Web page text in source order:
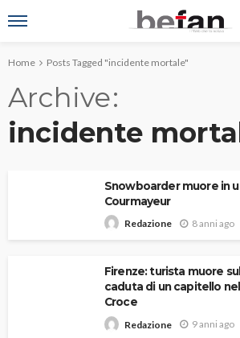
Home Posts Tagged "incidente mortale"
Archive
incidente
Snowboarder muore in
Courmayeur
Redazione 8 anni ago
Firenze: turista muore
caduta di un capitello
Croce
Redazione 9 anni ago